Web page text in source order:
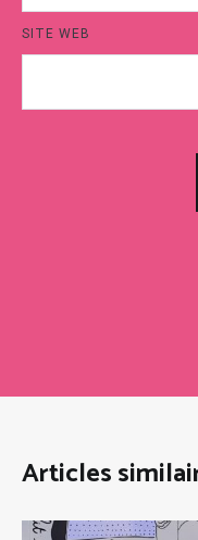
SITE WEB
Articles